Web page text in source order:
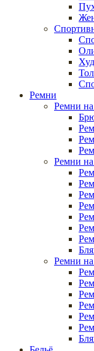
Ремни
Ремни
Ремни на
Ремни на